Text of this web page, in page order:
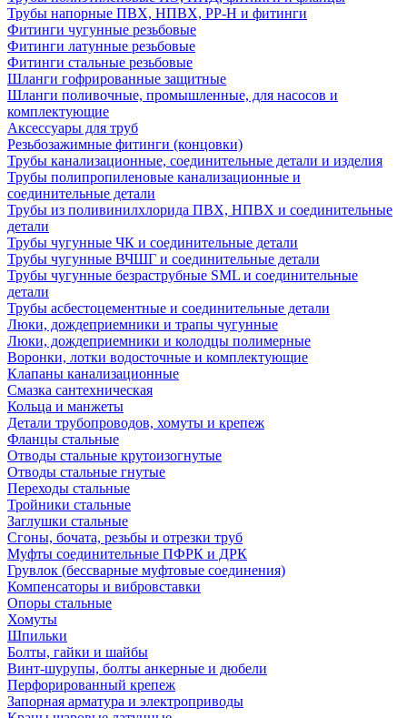
Трубы напорные ПВХ, НПВХ, PP-H и фитинги
Фитинги чугунные резьбовые
Фитинги латунные резьбовые
Фитинги стальные резьбовые
Шланги гофрированные защитные
Шланги поливочные, промышленные, для насосов и
комплектующие
Аксессуары для труб
Резьбозажимные фитинги (концовки)
Трубы канализационные, соединительные детали и изделия
Трубы полипропиленовые канализационные и
соединительные детали
Трубы из поливинилхлорида ПВХ, НПВХ и соединительные
детали
Трубы чугунные ЧК и соединительные детали
Трубы чугунные ВЧШГ и соединительные детали
Трубы чугунные безраструбные SML и соединительные
детали
Трубы асбестоцементные и соединительные детали
Люки, дождеприемники и трапы чугунные
Люки, дождеприемники и колодцы полимерные
Воронки, лотки водосточные и комплектующие
Клапаны канализационные
Смазка сантехническая
Кольца и манжеты
Детали трубопроводов, хомуты и крепеж
Фланцы стальные
Отводы стальные крутоизогнутые
Отводы стальные гнутые
Переходы стальные
Тройники стальные
Заглушки стальные
Сгоны, бочата, резьбы и отрезки труб
Муфты соединительные ПФРК и ДРК
Грувлок (бессварные муфтовые соединения)
Компенсаторы и вибровставки
Опоры стальные
Хомуты
Шпильки
Болты, гайки и шайбы
Винт-шурупы, болты анкерные и дюбели
Перфорированный крепеж
Запорная арматура и электроприводы